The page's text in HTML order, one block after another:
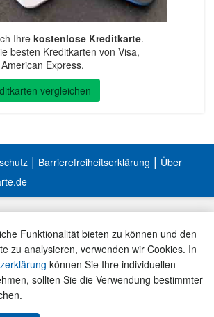
Funktionalität bieten zu können und den
zu analysieren, verwenden wir Cookies. In
können Sie Ihre individuellen
sollten Sie die Verwendung bestimmter
Ihre kostenlose Kreditkarte.
besten Kreditkarten von Visa,
Express.
vergleichen
| Barrierefreiheitserklärung | Über